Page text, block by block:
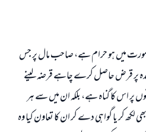
صورت ميں ہو حرام ہے، صاحب مال پر جس
پر قرض حاصل كرے چاہے قرضہ لينے
پر اس كا گناہ ہے، بلكہ ان ميں سے ہر
كر يا گواہى دے كر ان كا تعاون كيا وہ